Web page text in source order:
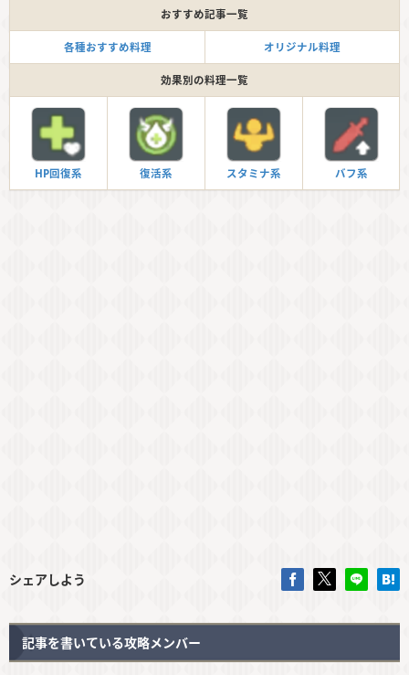
おすすめ記事一覧
各種おすすめ料理 オリジナル料理
効果別の料理一覧
HP回復系 復活系 スタミナ系 バフ系
シェアしよう
記事を書いている攻略メンバー